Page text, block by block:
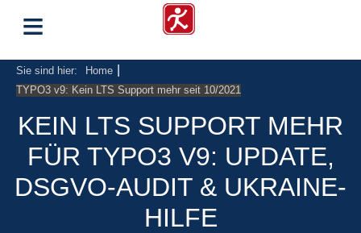
≡
Sie sind hier: Home
TYPO3 v9: Kein LTS Support mehr seit 10/2021
KEIN LTS SUPPORT MEHR
FÜR TYPO3 V9: UPDATE,
DSGVO-AUDIT & UKRAINE-
HILFE